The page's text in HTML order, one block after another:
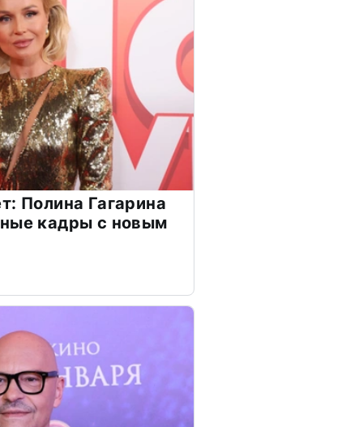
Полина Гагарина
кадры с новым